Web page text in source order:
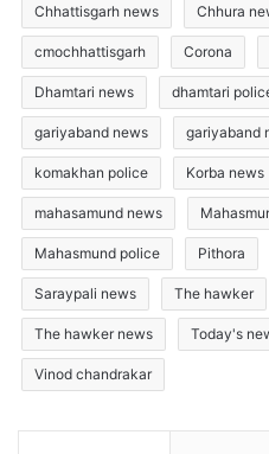
Chhattisgarh news Chhura
cmochhattisgarh Corona
Dhamtari news dhamtari
gariyaband news gariyaband
komakhan police Korba news
mahasamund news
Mahasmund police Pithora
Saraypali news The hawker
The hawker news Today's
Vinod chandrakar